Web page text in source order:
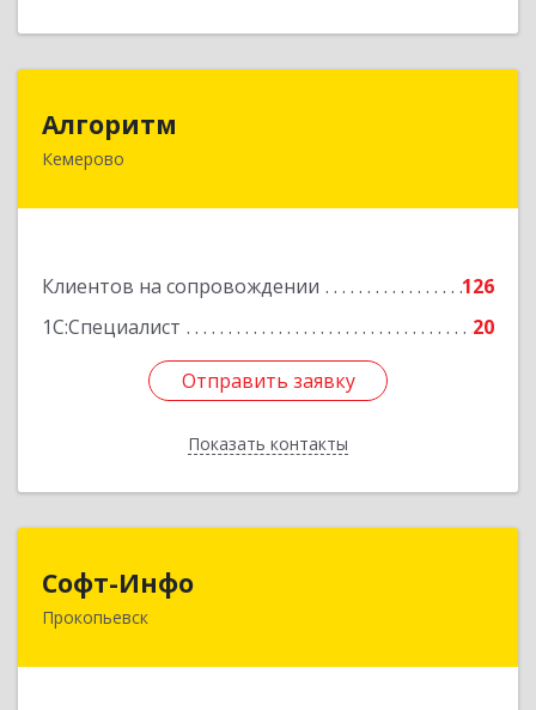
Алгоритм
Кемерово
Клиентов на сопровождении
126
1С:Специалист
20
Отправить заявку
Показать контакты
Отправить заявку
Назад
Софт-Инфо
Прокопьевск653039, Кемеровская область - Кузбасс,